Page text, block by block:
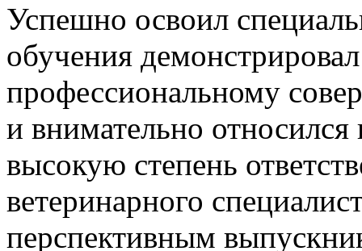
Успешно освоил
обучения
профессиональному
и внимательно
высокую степень
ветеринарного
перспективным